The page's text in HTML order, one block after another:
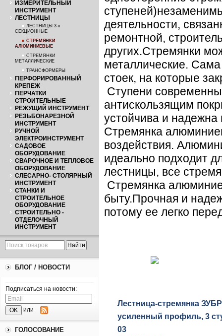
ИЗМЕРИТЕЛЬНЫЙ
ИНСТРУМЕНТ
ЛЕСТНИЦЫ
ЛЕСТНИЦЫ 3-х
СЕКЦИОННЫЕ
СТРЕМЯНКИ
АЛЮМИНИЕВЫЕ
СТРЕМЯНКИ
МЕТАЛЛИЧЕСКИЕ
ТРАНСФОРМЕРЫ
ПЕРФОРИРОВАННЫЙ
КРЕПЕЖ
ПЕРЧАТКИ
СТРОИТЕЛЬНЫЕ
РЕЖУЩИЙ ИНСТРУМЕНТ
РЕЗЬБОНАРЕЗНОЙ
ИНСТРУМЕНТ
РУЧНОЙ
ЭЛЕКТРОИНСТРУМЕНТ
САДОВОЕ
ОБОРУДОВАНИЕ
СВАРОЧНОЕ И ТЕПЛОВОЕ
ОБОРУДОВАНИЕ
СЛЕСАРНО- СТОЛЯРНЫЙ
ИНСТРУМЕНТ
СТАНКИ И
СТРОИТЕЛЬНОЕ
ОБОРУДОВАНИЕ
СТРОИТЕЛЬНО -
ОТДЕЛОЧНЫЙ
ИНСТРУМЕНТ
БЛОГ / НОВОСТИ
Подписаться на новости:
или
ГОЛОСОВАНИЕ
деятельности,
ремонтной,
других.Стремянки
металлические.
стоек, на которые
Ступени
антискользящим
устойчива и
Стремянка
воздействия.
идеально подходит
лестницы, все
Стремянка
быту.Прочная и
потому ее легко
Лестница-стремянка
усиленный профиль, 3
03